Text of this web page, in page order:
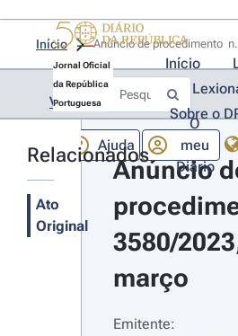
Jornal Oficial
da República
Portuguesa
Início
Sobre o
Ajuda
O
meu
Diário
Início
Voltar
Relacionados
Ato
Original
Anúncio
3580/
março
Emitente: